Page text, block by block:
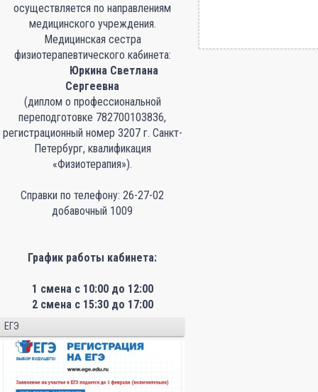
осуществляется по направлениям
медицинского учреждения.
Медицинская сестра
физиотерапевтического кабинета:
Юркина Светлана
Сергеевна
(диплом о профессиональной
переподготовке 782700103836,
регистрационный номер 3207 г. Санкт-
Петербург, квалификация
«Физиотерапия»).
Справки по телефону: 26-27-02
добавочный 1009
График работы кабинета:
1 смена с 10:00 до 12:00
2 смена с 15:30 до 17:00
ЕГЭ